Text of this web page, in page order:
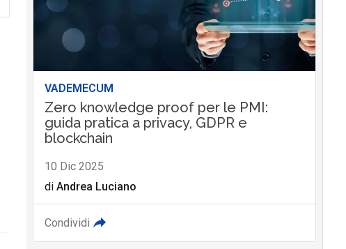
VADEMECUM
Zero knowledge proof per le PMI:
guida pratica a privacy, GDPR e
blockchain
10 Dic 2025
di Andrea Luciano
Condividi